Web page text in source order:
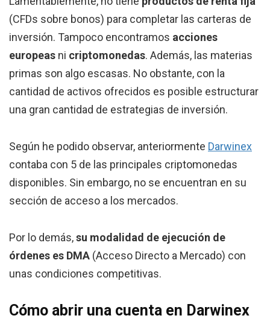
(CFDs sobre bonos) para completar las carteras de
inversión. Tampoco encontramos acciones
europeas ni criptomonedas. Además, las materias
primas son algo escasas. No obstante, con la
cantidad de activos ofrecidos es posible estructurar
una gran cantidad de estrategias de inversión.
Según he podido observar, anteriormente Darwinex
contaba con 5 de las principales criptomonedas
disponibles. Sin embargo, no se encuentran en su
sección de acceso a los mercados.
Por lo demás,su modalidad de ejecución de
órdenes es DMA (Acceso Directo a Mercado) con
unas condiciones competitivas.
Cómo abrir una cuenta en Darwinex